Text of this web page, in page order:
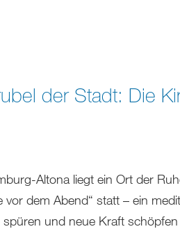
der Stadt: Die
Altona liegt ein Ort der
vor dem Abend“ statt – ein
und neue Kraft